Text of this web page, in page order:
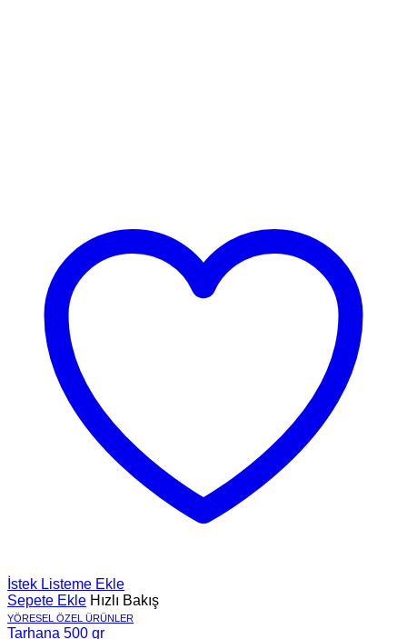
İstek Listeme Ekle
Sepete Ekle Hızlı Bakış
YÖRESEL ÖZEL ÜRÜNLER
Tarhana 500 gr